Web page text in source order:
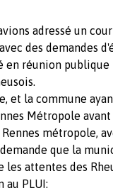
adressé un
des demandes
réunion publique
et la commune
Métropole
métropole,
que la
attentes des
au PLUI: